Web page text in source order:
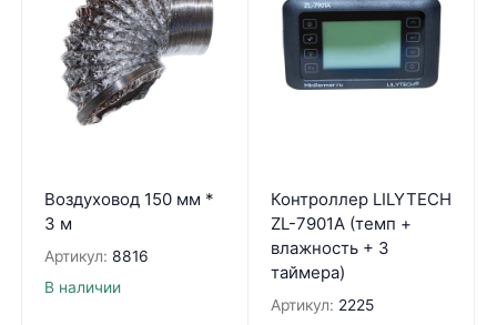
Воздуховод 150 мм *
3 м
Артикул: 8816
В наличии
Контроллер LILYTECH
ZL-7901A (темп +
влажность + 3
таймера)
Артикул: 2225